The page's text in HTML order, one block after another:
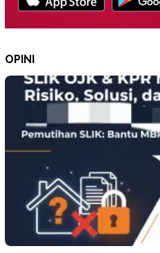
OPINI